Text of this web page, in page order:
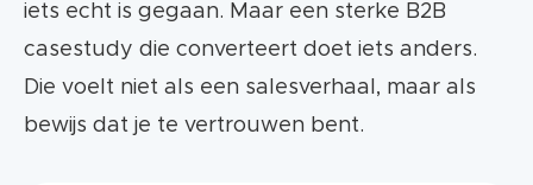
iets echt is gegaan. Maar een sterke B2B
casestudy die converteert doet iets anders.
Die voelt niet als een salesverhaal, maar als
bewijs dat je te vertrouwen bent.